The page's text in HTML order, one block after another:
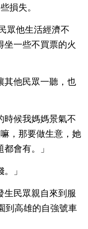
損失。
眾他生活經濟不
坐一些不買票的火
其他民眾一聽，也
時候我媽媽景氣不
，那要做生意，她
會有。」
」
生民眾親自來到服
到高雄的自強號車